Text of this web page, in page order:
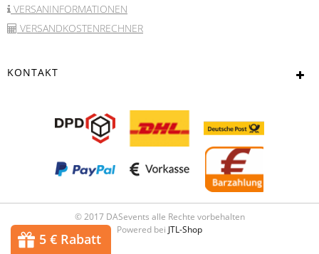
VERSANINFORMATIONEN
VERSANDKOSTENRECHNER
KONTAKT
© 2017 DASevents alle Rechte vorbehalten
Powered bei JTL-Shop
5 € Rabatt